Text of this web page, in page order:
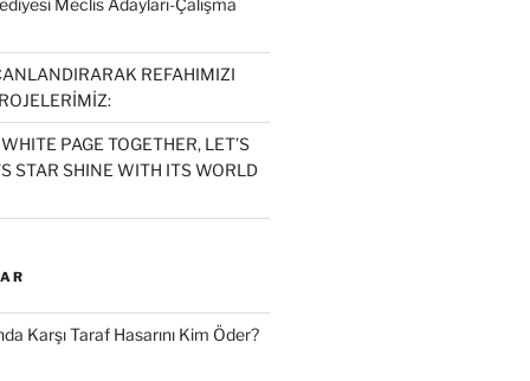
Meclis Adayları-Çalışma
REFAHIMIZI
PAGE TOGETHER, LET’S
STAR SHINE WITH ITS WORLD
Karşı Taraf Hasarını Kim Öder?